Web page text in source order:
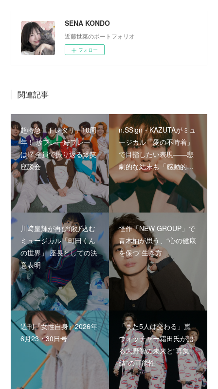
SENA KONDO
近藤世菜のポートフォリオ
フォロー
関連記事
超特急「トレタリ」10周
年！ 珍プレー好プレー
は!? 全員で振り返る爆笑
座談会
n.SSign・KAZUTAがミュ
ージカル「愛の不時着」
で目指したい表現――悲
劇的な結末も「感動的…
川﨑皇輝が再び飛び込む
ミュージカル「町田くん
の世界」 座長としての決
意表明
怪作「NEW GROUP」で
青木柚が思う、“心の健康
を保つ”生き方
週刊『女性自身』2026年
6月23・30日号
「また5人は交わる」嵐
ウォッチャー霜田氏が語
る大野智の未来と“再集
結”の可能性